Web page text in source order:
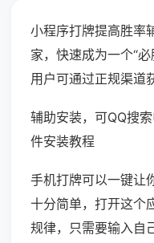
小程序打牌提高胜率
家，快速成为一个“
用户可通过正规渠道
辅助安装，可QQ搜
件安装教程
手机打牌可以一键让
十分简单，打开这个
规律，只需要输入自